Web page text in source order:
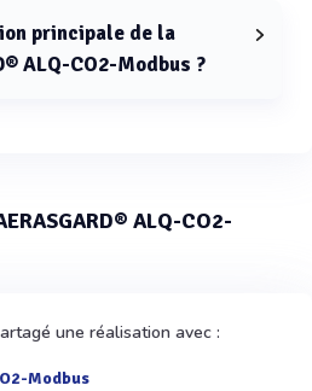
principale de la
ALQ-CO2-Modbus ?
ALQ-CO2-
une réalisation avec :
Modbus